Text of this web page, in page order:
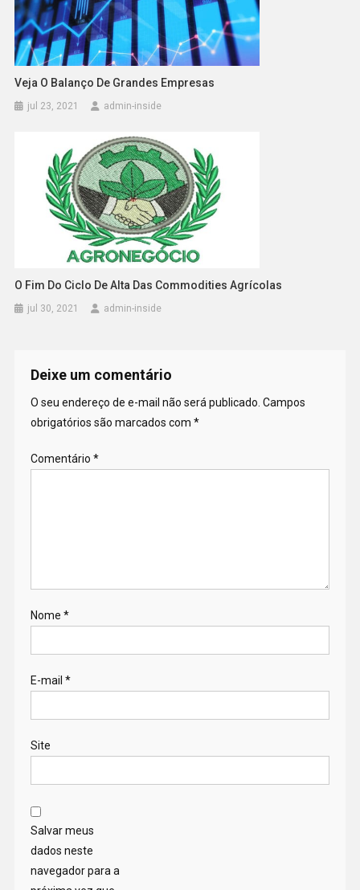
Veja O Balanço De Grandes Empresas
jul 23, 2021 admin-inside
O Fim Do Ciclo De Alta Das Commodities Agrícolas
jul 30, 2021 admin-inside
Deixe um comentário
O seu endereço de e-mail não será publicado. Campos
obrigatórios são marcados com *
Comentário *
Nome *
E-mail *
Site
Salvar meus
dados neste
navegador para a